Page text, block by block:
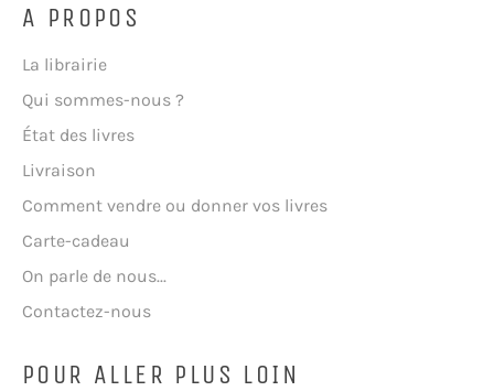
A PROPOS
La librairie
Qui sommes-nous ?
État des livres
Livraison
Comment vendre ou donner vos livres
Carte-cadeau
On parle de nous...
Contactez-nous
POUR ALLER PLUS LOIN